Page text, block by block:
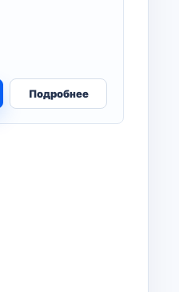
Подробнее